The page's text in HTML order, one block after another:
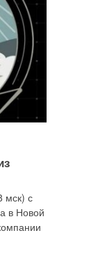
мск) с
в Новой